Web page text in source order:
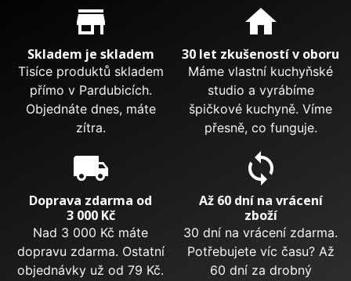
Proč nakupovat u nás?
store_mall_directory
Skladem je skladem
Tisíce produktů skladem
přímo v Pardubicích.
Objednáte dnes, máte
zítra.
home
30 let zkušeností v oboru
Máme vlastní kuchyňské
studio a vyrábíme
špičkové kuchyně. Víme
přesně, co funguje.
local_shipping
Doprava zdarma od
3 000 Kč
Nad 3 000 Kč máte
dopravu zdarma. Ostatní
objednávky už od 79 Kč.
sync
Až 60 dní na vrácení
zboží
30 dní na vrácení zdarma.
Potřebujete víc času? Až
60 dní za drobný